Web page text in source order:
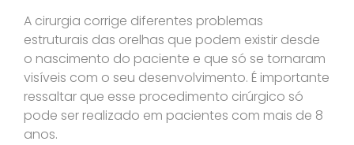
A cirurgia corrige diferentes problemas
estruturais das orelhas que podem existir desde
o nascimento do paciente e que só se tornaram
visíveis com o seu desenvolvimento. É importante
ressaltar que esse procedimento cirúrgico só
pode ser realizado em pacientes com mais de 8
anos.